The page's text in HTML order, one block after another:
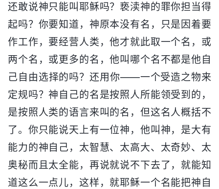
还敢说神只能叫耶稣吗？亵渎神的罪你担当得
起吗？你要知道，神原本没有名，只是因着要
作工作，要经营人类，他才就此取一个名，或
两个名，或更多的名，他叫哪个名不都是他自
己自由选择的吗？还用你——一个受造之物来
定规吗？神自己的名是按照人所能领受到的，
是按照人类的语言来叫的名，但这名人概括不
了。你只能说天上有一位神，他叫神，是大有
能力的神自己，太智慧、太高大、太奇妙、太
奥秘而且太全能，再说就说不下去了，就能知
道这么一点儿，这样，就耶稣一个名能把神自